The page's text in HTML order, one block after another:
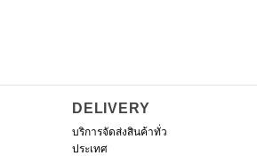
DELIVERY
บริการจัดส่งสินค้าทั่ว
ประเทศ